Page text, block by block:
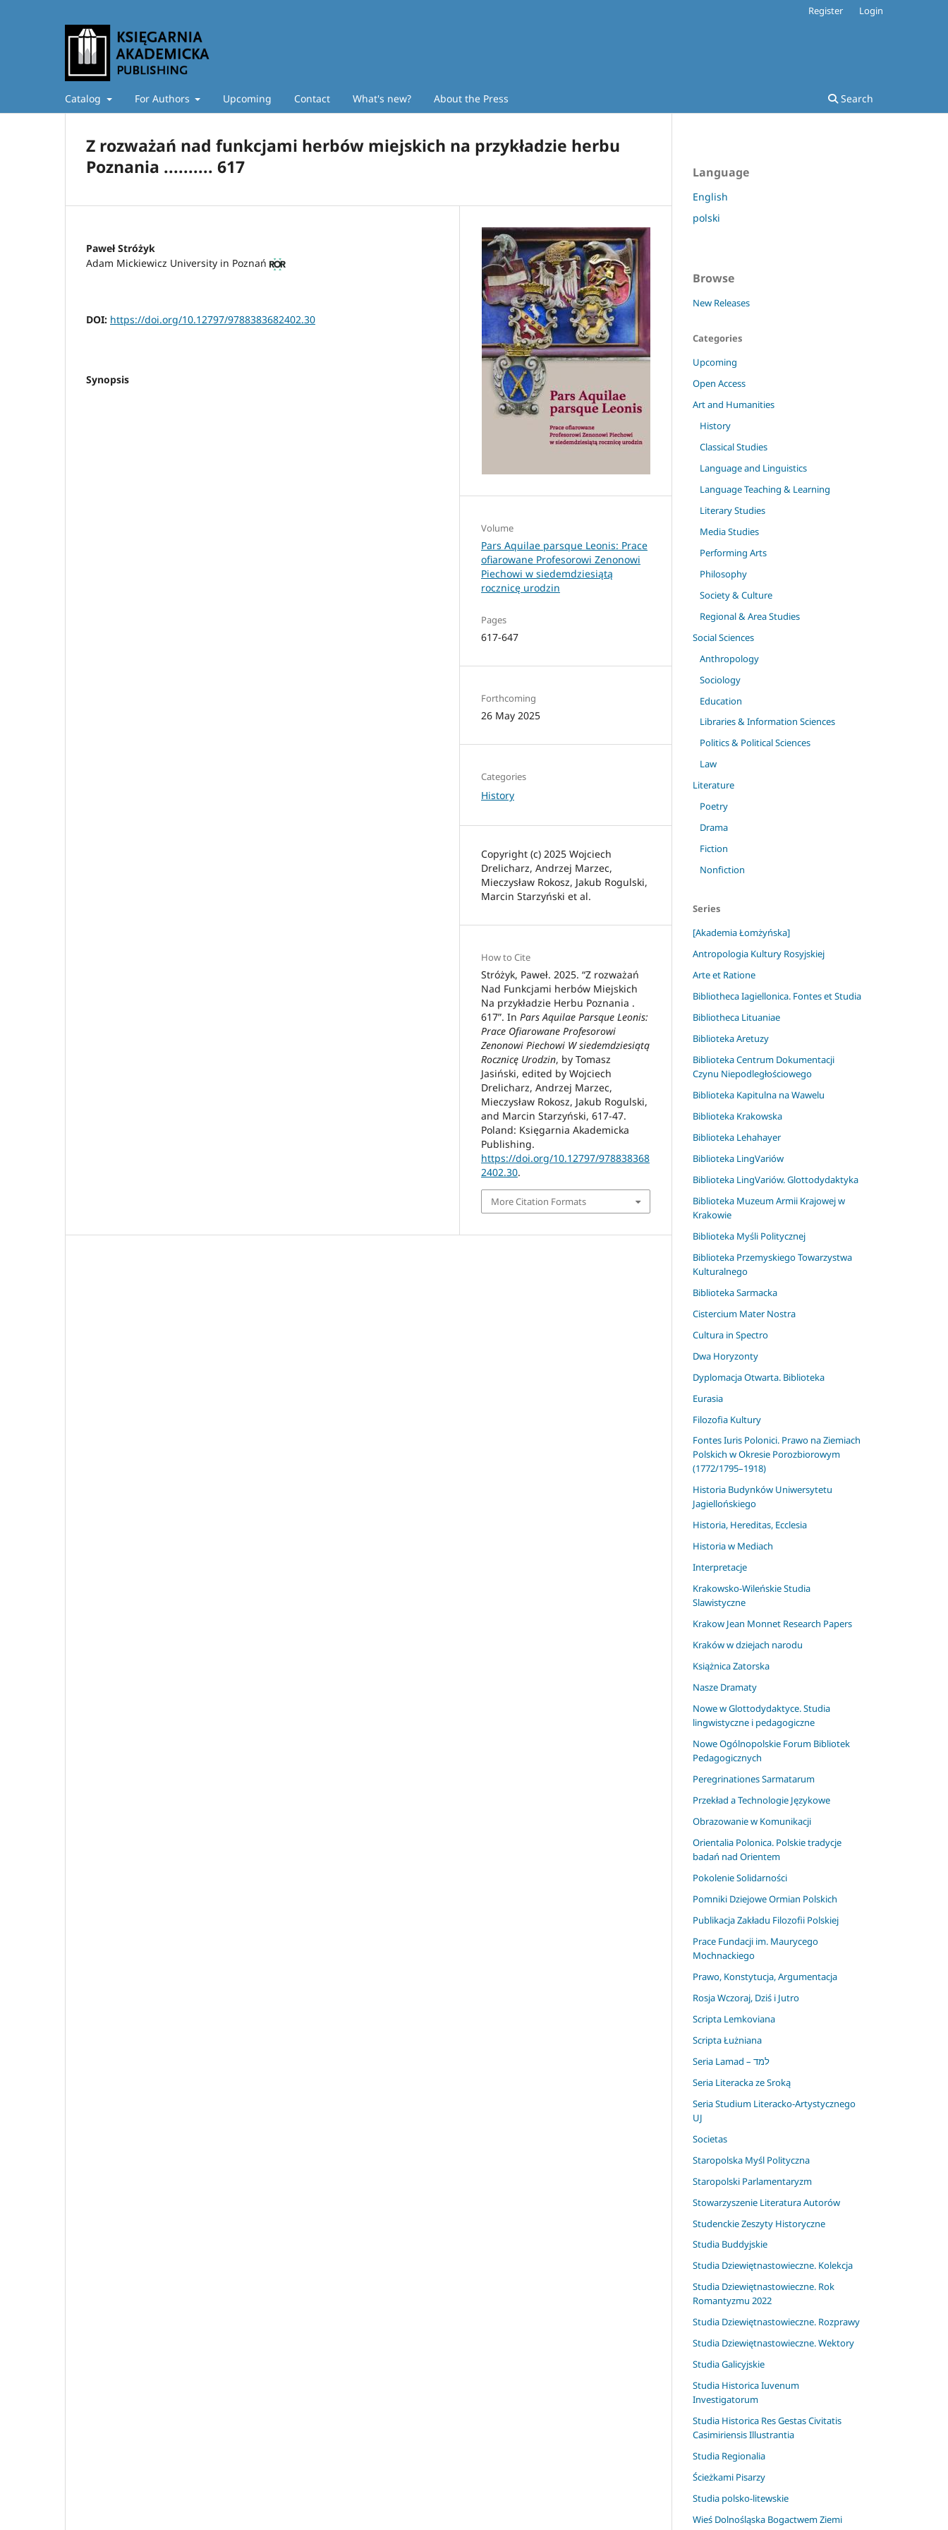
Catalog For Authors Upcoming Contact What's new? About the Press Search
Register Login
Z rozważań nad funkcjami herbów miejskich na przykładzie herbu
Poznania .......... 617
Paweł Stróżyk
Adam Mickiewicz University in Poznań
DOI: https://doi.org/10.12797/9788383682402.30
Synopsis
Volume
Pars Aquilae parsque Leonis: Prace
ofiarowane Profesorowi Zenonowi
Piechowi w siedemdziesiątą
rocznicę urodzin
Pages
617-647
Forthcoming
26 May 2025
Categories
History
Copyright (c) 2025 Wojciech
Drelicharz, Andrzej Marzec,
Mieczysław Rokosz, Jakub Rogulski,
Marcin Starzyński et al.
How to Cite
Stróżyk, Paweł. 2025. “Z rozważań
Nad Funkcjami herbów Miejskich
Na przykładzie Herbu Poznania .
617”. In Pars Aquilae Parsque Leonis:
Prace Ofiarowane Profesorowi
Zenonowi Piechowi W siedemdziesiątą
Rocznicę Urodzin, by Tomasz
Jasiński, edited by Wojciech
Drelicharz, Andrzej Marzec,
Mieczysław Rokosz, Jakub Rogulski,
and Marcin Starzyński, 617-47.
Poland: Księgarnia Akademicka
Publishing.
https://doi.org/10.12797/978838368
2402.30.
More Citation Formats
Language
English
polski
Browse
New Releases
Categories
Upcoming
Open Access
Art and Humanities
History
Classical Studies
Language and Linguistics
Language Teaching & Learning
Literary Studies
Media Studies
Performing Arts
Philosophy
Society & Culture
Regional & Area Studies
Social Sciences
Anthropology
Sociology
Education
Libraries & Information Sciences
Politics & Political Sciences
Law
Literature
Poetry
Drama
Fiction
Nonfiction
Series
[Akademia Łomżyńska]
Antropologia Kultury Rosyjskiej
Arte et Ratione
Bibliotheca Iagiellonica. Fontes et Studia
Bibliotheca Lituaniae
Biblioteka Aretuzy
Biblioteka Centrum Dokumentacji
Czynu Niepodległościowego
Biblioteka Kapitulna na Wawelu
Biblioteka Krakowska
Biblioteka Lehahayer
Biblioteka LingVariów
Biblioteka LingVariów. Glottodydaktyka
Biblioteka Muzeum Armii Krajowej w
Krakowie
Biblioteka Myśli Politycznej
Biblioteka Przemyskiego Towarzystwa
Kulturalnego
Biblioteka Sarmacka
Cistercium Mater Nostra
Cultura in Spectro
Dwa Horyzonty
Dyplomacja Otwarta. Biblioteka
Eurasia
Filozofia Kultury
Fontes Iuris Polonici. Prawo na Ziemiach
Polskich w Okresie Porozbiorowym
(1772/1795–1918)
Historia Budynków Uniwersytetu
Jagiellońskiego
Historia, Hereditas, Ecclesia
Historia w Mediach
Interpretacje
Krakowsko-Wileńskie Studia
Slawistyczne
Krakow Jean Monnet Research Papers
Kraków w dziejach narodu
Książnica Zatorska
Nasze Dramaty
Nowe w Glottodydaktyce. Studia
lingwistyczne i pedagogiczne
Nowe Ogólnopolskie Forum Bibliotek
Pedagogicznych
Peregrinationes Sarmatarum
Przekład a Technologie Językowe
Obrazowanie w Komunikacji
Orientalia Polonica. Polskie tradycje
badań nad Orientem
Pokolenie Solidarności
Pomniki Dziejowe Ormian Polskich
Publikacja Zakładu Filozofii Polskiej
Prace Fundacji im. Maurycego
Mochnackiego
Prawo, Konstytucja, Argumentacja
Rosja Wczoraj, Dziś i Jutro
Scripta Lemkoviana
Scripta Łużniana
Seria Lamad – למד
Seria Literacka ze Sroką
Seria Studium Literacko-Artystycznego
UJ
Societas
Staropolska Myśl Polityczna
Staropolski Parlamentaryzm
Stowarzyszenie Literatura Autorów
Studenckie Zeszyty Historyczne
Studia Buddyjskie
Studia Dziewiętnastowieczne. Kolekcja
Studia Dziewiętnastowieczne. Rok
Romantyzmu 2022
Studia Dziewiętnastowieczne. Rozprawy
Studia Dziewiętnastowieczne. Wektory
Studia Galicyjskie
Studia Historica Iuvenum
Investigatorum
Studia Historica Res Gestas Civitatis
Casimiriensis Illustrantia
Studia Regionalia
Ścieżkami Pisarzy
Studia polsko-litewskie
Wieś Dolnośląska Bogactwem Ziemi